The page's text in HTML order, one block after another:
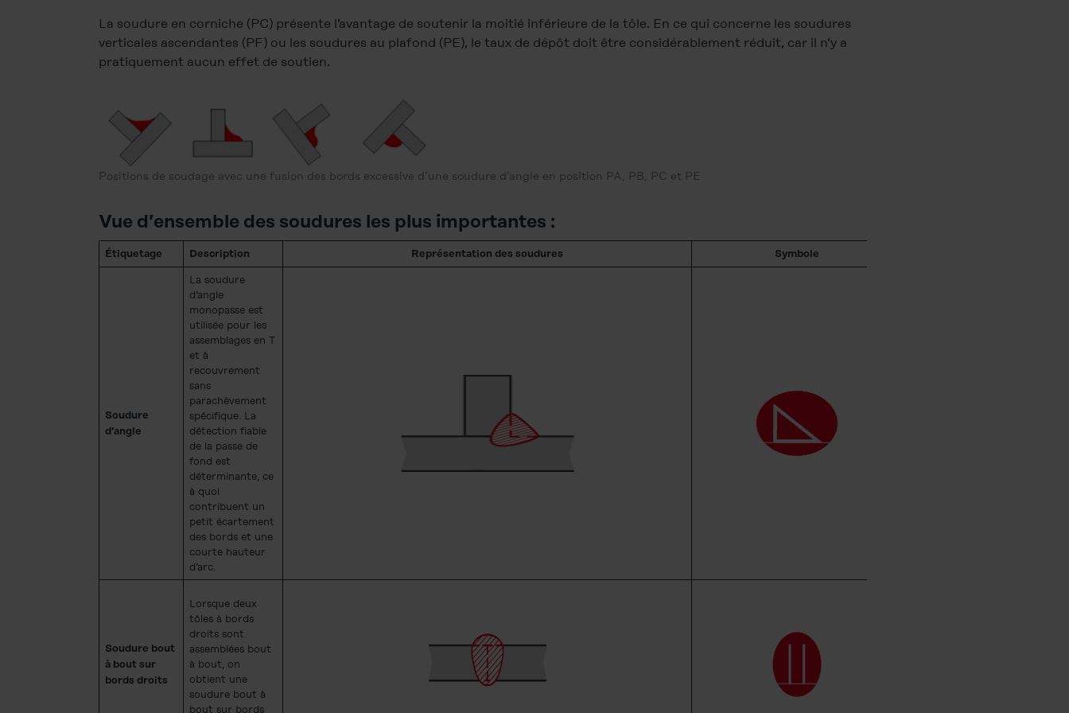
La soudure en corniche (PC) présente l’avantage de soutenir la moitié inférieure de la tôle. En ce qui concerne les soudures
verticales ascendantes (PF) ou les soudures au plafond (PE), le taux de dépôt doit être considérablement réduit, car il n’y a
pratiquement aucun effet de soutien.
Positions de soudage avec une fusion des bords excessive d’une soudure d’angle en position PA, PB, PC et PE
Vue d’ensemble des soudures les plus importantes :
Étiquetage Description Représentation des soudures Symbole
Soudure
d’angle
La soudure
d’angle
monopasse est
utilisée pour les
assemblages en T
et à
recouvrement
sans
parachèvement
spécifique. La
détection fiable
de la passe de
fond est
déterminante, ce
à quoi
contribuent un
petit écartement
des bords et une
courte hauteur
d’arc.
Soudure bout
à bout sur
bords droits
Lorsque deux
tôles à bords
droits sont
assemblées bout
à bout, on
obtient une
soudure bout à
bout sur bords